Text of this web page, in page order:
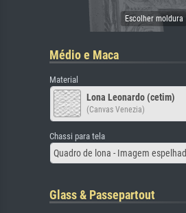
Médio e Maca
Material
Lona Leonardo (cetim)
(Canvas Venezia)
Chassi para tela
Quadro de lona - Imagem
Glass & Passepartout